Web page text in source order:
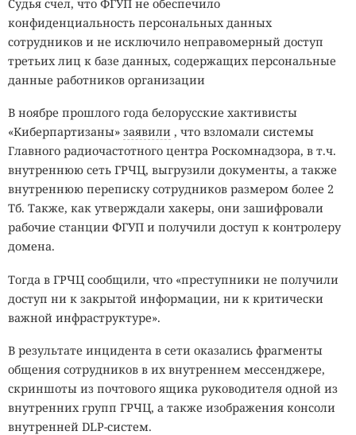
Судья счел, что ФГУП не обеспечило
конфиденциальность персональных данных
сотрудников и не исключило неправомерный доступ
третьих лиц к базе данных, содержащих персональные
данные работников организации
В ноябре прошлого года белорусские хактивисты
«Киберпартизаны» заявили , что взломали системы
Главного радиочастотного центра Роскомнадзора, в т.ч.
внутреннюю сеть ГРЧЦ, выгрузили документы, а также
внутреннюю переписку сотрудников размером более 2
Тб. Также, как утверждали хакеры, они зашифровали
рабочие станции ФГУП и получили доступ к контролеру
домена.
Тогда в ГРЧЦ сообщили, что «преступники не получили
доступ ни к закрытой информации, ни к критически
важной инфраструктуре».
В результате инцидента в сети оказались фрагменты
общения сотрудников в их внутреннем мессенджере,
скриншоты из почтового ящика руководителя одной из
внутренних групп ГРЧЦ, а также изображения консоли
внутренней DLP-систем.